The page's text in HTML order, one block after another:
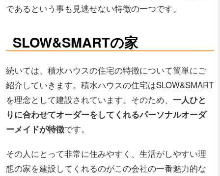
であるという事も見逃せない特徴の一つです。
SLOW&SMARTの家
続いては、積水ハウスの住宅の特徴について簡単にご
紹介していきます。積水ハウスの住宅はSLOW&SMART
を理念として建設されています。そのため、 一人ひと
りに合わせてオーダーをしてくれるパーソナルオーダ
ーメイドが特徴です。
その人にとって非常に住みやすく、生活がしやすい理
想の家を建設してくれるのがこの会社の一番魅力的な